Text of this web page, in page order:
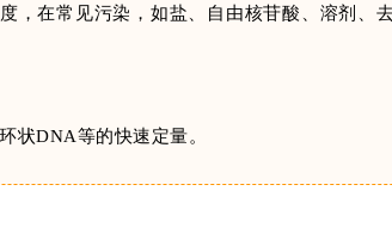
，在常见污染，如盐、自由核苷酸、溶剂、
状DNA等的快速定量。